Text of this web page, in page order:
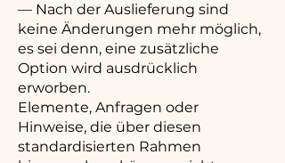
— Nach der Auslieferung sind
keine Änderungen mehr möglich,
es sei denn, eine zusätzliche
Option wird ausdrücklich
erworben.
Elemente, Anfragen oder
Hinweise, die über diesen
standardisierten Rahmen